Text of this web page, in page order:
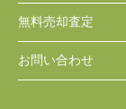
無料売却査定
お問い合わせ